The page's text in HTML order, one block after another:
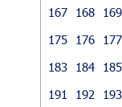
167
168 169
175
176 177
183
184 185
191
192 193